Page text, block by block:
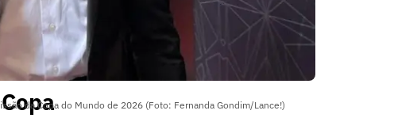
da Copa do Mundo de 2026 (Foto: Fernanda Gondim/Lance!)